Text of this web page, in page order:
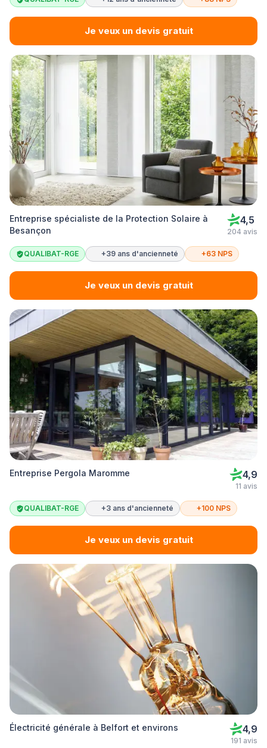
Je veux un devis gratuit
Entreprise spécialiste de la Protection Solaire à
Besançon
4,5
204 avis
QUALIBAT-RGE +39 ans d'ancienneté +63 NPS
Je veux un devis gratuit
Entreprise Pergola Maromme 4,9
11 avis
QUALIBAT-RGE +3 ans d'ancienneté +100 NPS
Je veux un devis gratuit
Électricité générale à Belfort et environs 4,9
191 avis